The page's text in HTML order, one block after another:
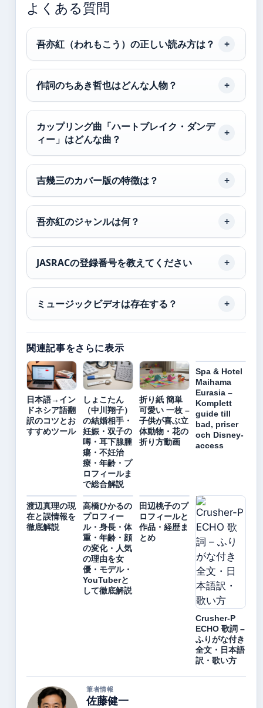
よくある質問
吾亦紅（われもこう）の正しい読み方は？
作詞のちあき哲也はどんな人物？
カップリング曲「ハートブレイク・ダンデ
ィー」はどんな曲？
吉幾三のカバー版の特徴は？
吾亦紅のジャンルは何？
JASRACの登録番号を教えてください
ミュージックビデオは存在する？
関連記事をさらに表示
日本語→イン
ドネシア語翻
訳のコツとお
すすめツール
しょこたん
（中川翔子）
の結婚相手・
妊娠・双子の
噂・耳下腺腫
瘍・不妊治
療・年齢・プ
ロフィールま
で総合解説
折り紙 簡単
可愛い 一枚 –
子供が喜ぶ立
体動物・花の
折り方動画
Spa & Hotel
Maihama
Eurasia –
Komplett
guide till
bad, priser
och Disney-
access
渡辺真理の現
在と誤情報を
徹底解説
高橋ひかるの
プロフィー
ル・身長・体
重・年齢・顔
の変化・人気
の理由を女
優・モデル・
YouTuberと
して徹底解説
田辺桃子のプ
ロフィールと
作品・経歴ま
とめ
Crusher-P
ECHO 歌詞 –
ふりがな付き
全文・日本語
訳・歌い方
筆者情報
佐藤健一